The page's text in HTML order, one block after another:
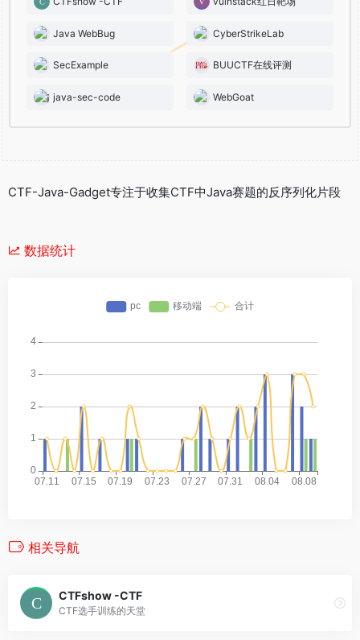
Java WebBug CyberStrikeLab
SecExample BUUCTF在线评测
java-sec-code WebGoat
CTF-Java-Gadget专注于收集CTF中Java赛题的反序列化片段
数据统计
相关导航
CTFshow -CTF
CTF选手训练的天堂